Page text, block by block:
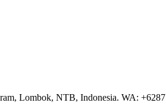
Lombok, NTB, Indonesia. WA: